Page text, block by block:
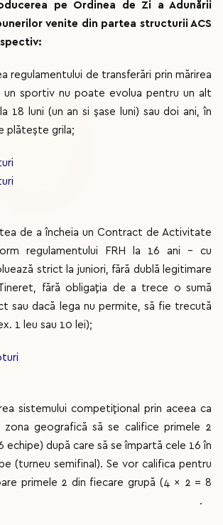
pe Ordinea de Zi a Adunării
venite din partea structurii ACS
de transferări prin mărirea
un sportiv nu poate evolua pentru un alt
18 luni (un an si șase luni) sau doi ani, în
plătește grila;
de a încheia un Contract de Activitate
regulamentului FRH la 16 ani - cu
strict la juniori, fără dublă legitimare
fără obligația de a trece o sumă
sau dacă lega nu permite, să fie trecută
1 leu sau 10 lei);
competițional prin aceea ca
zona geografică să se califice primele 2
echipe) după care să se împartă cele 16 în
(turneu semifinal). Se vor califica pentru
primele 2 din fiecare grupă (4 x 2 = 8
.